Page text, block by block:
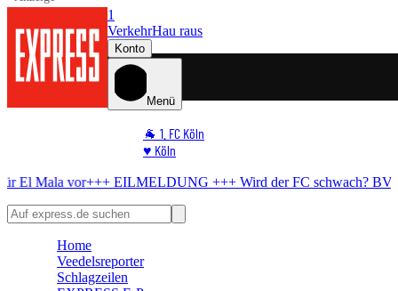
1
VerkehrHau raus
Konto
Menü
🐐 1. FC Köln
♥️ Köln
🏆 Sport
EILMELDUNG +++Wird der FC schwach?BVB bereitet All-
Home
Veedelsreporter
Schlagzeilen